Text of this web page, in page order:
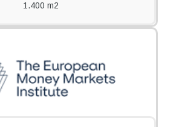
1.400 m2